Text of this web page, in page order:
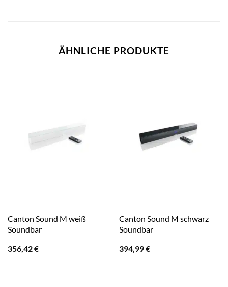
ÄHNLICHE PRODUKTE
Canton Sound M weiß
Soundbar
356,42€
Canton Sound M schwarz
Soundbar
394,99€